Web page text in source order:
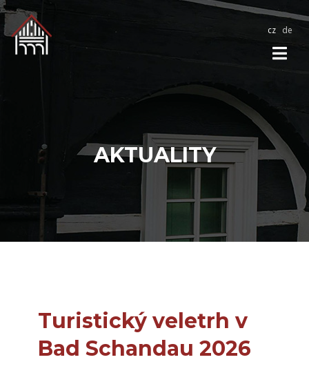
cz de
AKTUALITY
Turistický veletrh v
Bad Schandau 2026